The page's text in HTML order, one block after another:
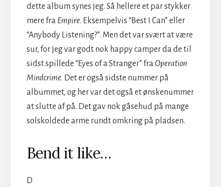
dette album synes jeg. Så hellere et par stykker
mere fra Empire. Eksempelvis “Best I Can” eller
“Anybody Listening?”. Men det var svært at være
sur, for jeg var godt nok happy camper da de til
sidst spillede “Eyes of a Stranger” fra Operation
Mindcrime. Det er også sidste nummer på
albummet, og her var det også et ønskenummer
at slutte af på. Det gav nok gåsehud på mange
solskoldede arme rundt omkring på pladsen.
Bend it like…
D